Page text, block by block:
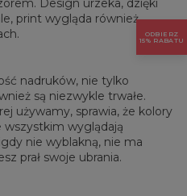
Design urzeka, dzięki
print wygląda również
nadruków, nie tylko
są niezwykle trwałe.
używamy, sprawia, że kolory
wszystkim wyglądają
nie wyblakną, nie ma
prał swoje ubrania.
ODBIERZ
15% RABATU